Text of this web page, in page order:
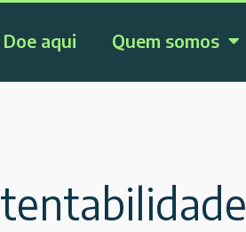
Doe aqui Quem somos